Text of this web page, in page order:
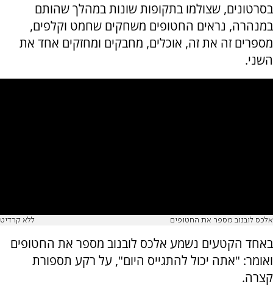
בסרטונים, שצולמו בתקופות שונות במהלך שהותם
במנהרה, נראים החטופים משחקים שחמט וקלפים,
מספרים זה את זה, אוכלים, מחבקים ומחזקים אחד את
השני.
אלכס לובנוב מספר את החטופים ללא קרדיט
באחד הקטעים נשמע אלכס לובנוב מספר את החטופים
ואומר: "אתה יכול להתגייס היום", על רקע תספורת
קצרה.